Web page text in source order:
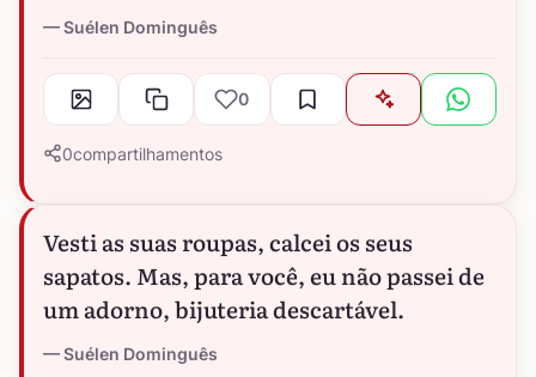
Suélen Dominguês
0
0compartilhamentos
Vesti as suas roupas, calcei os seus
sapatos. Mas, para você, eu não passei de
um adorno, bijuteria descartável.
Suélen Dominguês